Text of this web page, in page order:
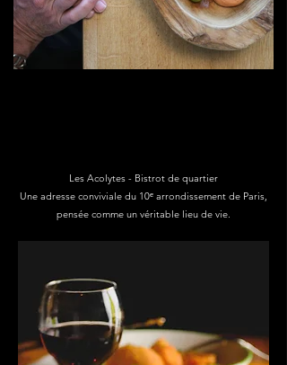
Les Acolytes - Bistrot de quartier
Une adresse conviviale du 10ᵉ arrondissement de Paris,
pensée comme un véritable lieu de vie.